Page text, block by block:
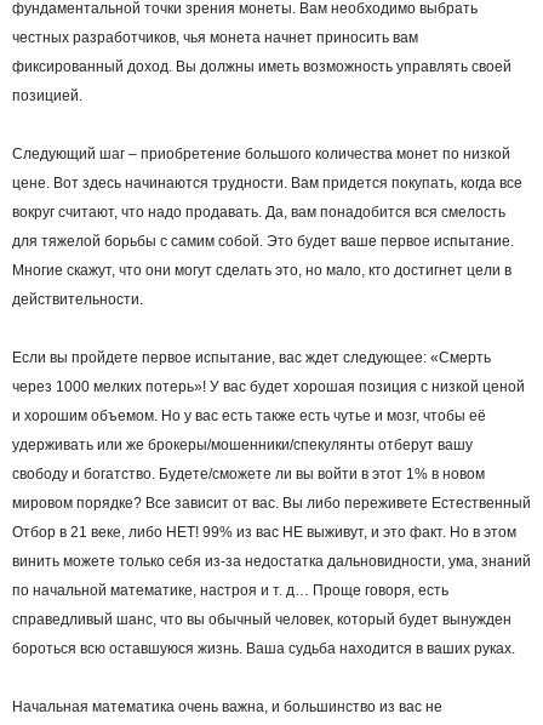
фундаментальной точки зрения монеты. Вам необходимо выбрать
честных разработчиков, чья монета начнет приносить вам
фиксированный доход. Вы должны иметь возможность управлять своей
позицией.
Следующий шаг – приобретение большого количества монет по низкой
цене. Вот здесь начинаются трудности. Вам придется покупать, когда все
вокруг считают, что надо продавать. Да, вам понадобится вся смелость
для тяжелой борьбы с самим собой. Это будет ваше первое испытание.
Многие скажут, что они могут сделать это, но мало, кто достигнет цели в
действительности.
Если вы пройдете первое испытание, вас ждет следующее: «Смерть
через 1000 мелких потерь»! У вас будет хорошая позиция с низкой ценой
и хорошим объемом. Но у вас есть также есть чутье и мозг, чтобы её
удерживать или же брокеры/мошенники/спекулянты отберут вашу
свободу и богатство. Будете/сможете ли вы войти в этот 1% в новом
мировом порядке? Все зависит от вас. Вы либо переживете Естественный
Отбор в 21 веке, либо НЕТ! 99% из вас НЕ выживут, и это факт. Но в этом
винить можете только себя из-за недостатка дальновидности, ума, знаний
по начальной математике, настроя и т. д… Проще говоря, есть
справедливый шанс, что вы обычный человек, который будет вынужден
бороться всю оставшуюся жизнь. Ваша судьба находится в ваших руках.
Начальная математика очень важна, и большинство из вас не